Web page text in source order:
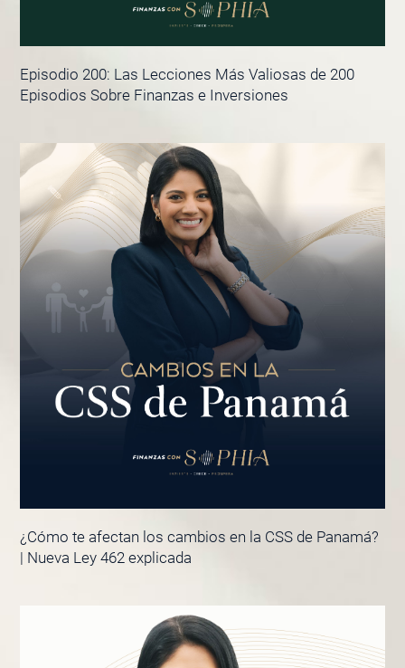
Episodio 200: Las Lecciones Más Valiosas de 200
Episodios Sobre Finanzas e Inversiones
¿Cómo te afectan los cambios en la CSS de Panamá?
| Nueva Ley 462 explicada